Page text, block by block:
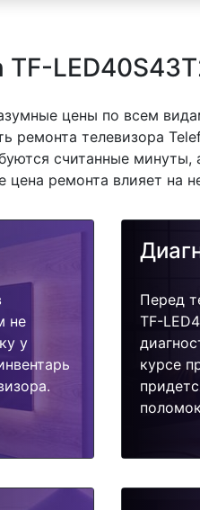
TF-
цены по всем
ремонта телевизора
считанные
ремонта влияет на
не
у
Перед
TF-
курсе